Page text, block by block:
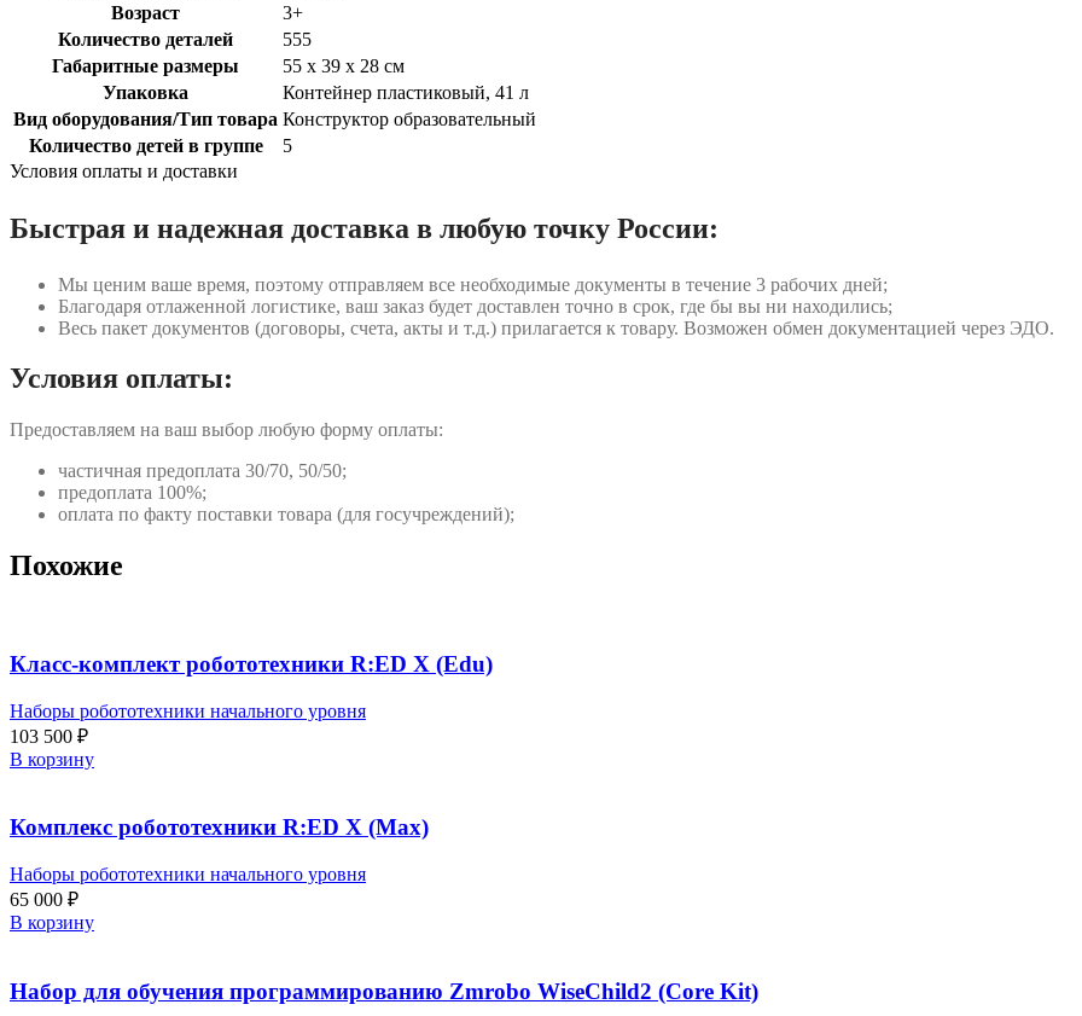
Возраст
3+
Количество деталей
555
Габаритные размеры
55 x 39 x 28 см
Упаковка
Контейнер пластиковый, 41 л
Вид оборудования/Тип товара Конструктор образовательный
Количество детей в группе
5
Условия оплаты и доставки
Быстрая и надежная доставка в любую точку России:
Мы ценим ваше время, поэтому отправляем все необходимые документы в течение 3 рабочих дней;
Благодаря отлаженной логистике, ваш заказ будет доставлен точно в срок, где бы вы ни находились;
Весь пакет документов (договоры, счета, акты и т.д.) прилагается к товару. Возможен обмен документацией через ЭДО.
Условия оплаты:
Предоставляем на ваш выбор любую форму оплаты:
частичная предоплата 30/70, 50/50;
предоплата 100%;
оплата по факту поставки товара (для госучреждений);
Похожие
Класс-комплект робототехники R:ED X (Edu)
Наборы робототехники начального уровня
103 500 ₽
В корзину
Комплекс робототехники R:ED X (Max)
Наборы робототехники начального уровня
65 000 ₽
В корзину
Набор для обучения программированию Zmrobo WiseChild2 (Core Kit)